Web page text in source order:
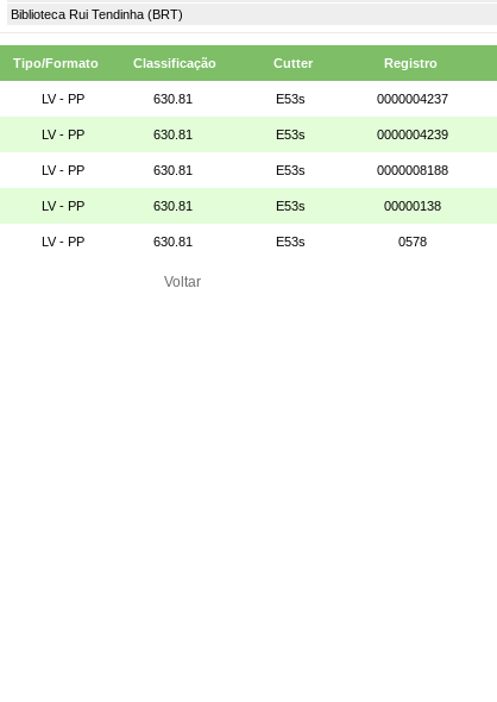
Biblioteca Rui Tendinha (BRT)
Tipo/Formato Classificação Cutter Registro
LV - PP 630.81 E53s 0000004237
LV - PP 630.81 E53s 0000004239
LV - PP 630.81 E53s
0000008188
LV - PP 630.81 E53s 00000138
LV - PP 630.81 E53s 0578
Voltar